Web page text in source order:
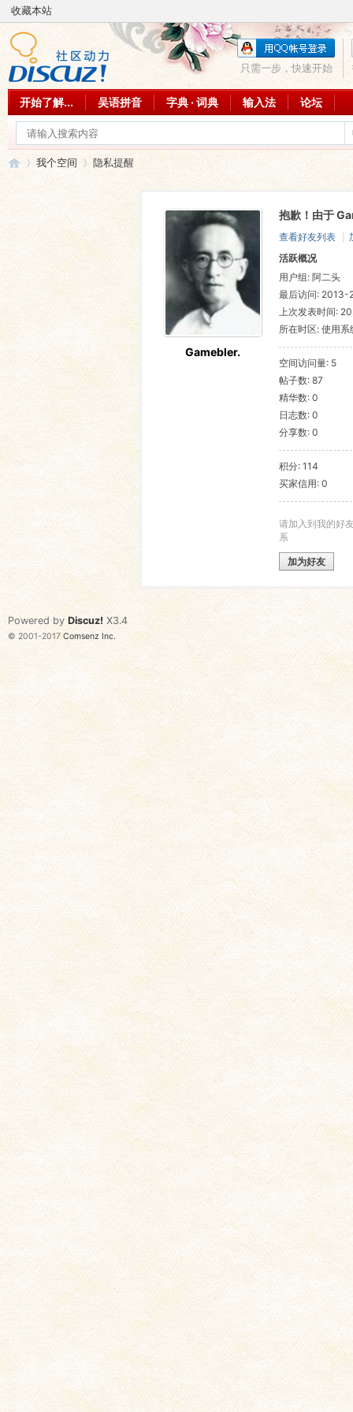
收藏本站
只需一步，快速开始
开始了解... 吴语拼音 字典 · 词典 输入法 论坛
吴
语
会
我个空间 隐私提醒
Gamebler.
抱歉！由于
查看好友列表
活跃概况
用户组: 阿二头
最后访问:
上次发表时间:
所在时区: 使用系
空间访问量: 5
帖子数: 87
精华数: 0
日志数: 0
分享数: 0
积分: 114
买家信用: 0
请加入到我的好
系
加为好友
Powered by Discuz! X3.4
© 2001-2017 Comsenz Inc.